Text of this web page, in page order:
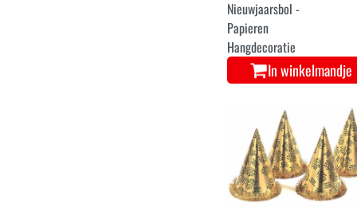
Schitterende
Nieuwjaarsbol -
Papieren
Hangdecoratie
€